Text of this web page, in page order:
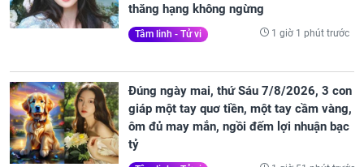
thăng hạng không ngừng
Tâm linh - Tử vi 1 giờ 1 phút trước
Đúng ngày mai, thứ Sáu 7/8/2026, 3 con
giáp một tay quơ tiền, một tay cầm vàng,
ôm đủ may mắn, ngồi đếm lợi nhuận bạc
tỷ